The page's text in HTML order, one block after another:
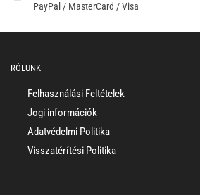
PayPal / MasterCard / Visa
RÓLUNK
Felhasználási Feltételek
Jogi információk
Adatvédelmi Politika
Visszatérítési Politika